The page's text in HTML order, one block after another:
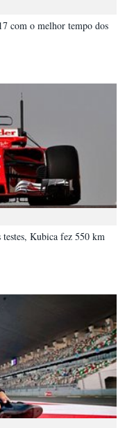
com o melhor tempo dos
Kubica fez 550 km